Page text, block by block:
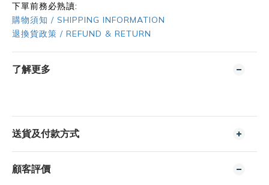
下單前務必熟讀:
購物須知 / SHIPPING INFORMATION
退換貨政策 / REFUND & RETURN
了解更多
送貨及付款方式
顧客評價